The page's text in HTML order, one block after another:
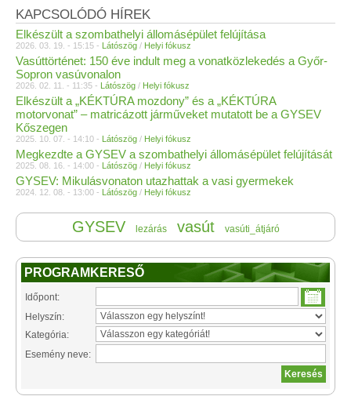
KAPCSOLÓDÓ HÍREK
Elkészült a szombathelyi állomásépület felújítása
2026. 03. 19. - 15:15 - Látószög / Helyi fókusz
Vasúttörténet: 150 éve indult meg a vonatközlekedés a Győr-
Sopron vasúvonalon
2026. 02. 11. - 11:35 - Látószög / Helyi fókusz
Elkészült a „KÉKTÚRA mozdony” és a „KÉKTÚRA
motorvonat” – matricázott járműveket mutatott be a GYSEV
Kőszegen
2025. 10. 07. - 14:10 - Látószög / Helyi fókusz
Megkezdte a GYSEV a szombathelyi állomásépület felújítását
2025. 08. 16. - 14:00 - Látószög / Helyi fókusz
GYSEV: Mikulásvonaton utazhattak a vasi gyermekek
2024. 12. 08. - 13:00 - Látószög / Helyi fókusz
GYSEV lezárás vasút vasúti_átjáró
PROGRAMKERESŐ
Időpont:
Helyszín:
Kategória:
Esemény neve: